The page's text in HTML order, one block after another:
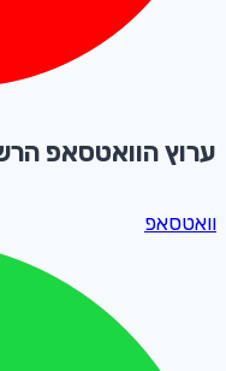
ערוץ הוואטסאפ
וואטסאפ